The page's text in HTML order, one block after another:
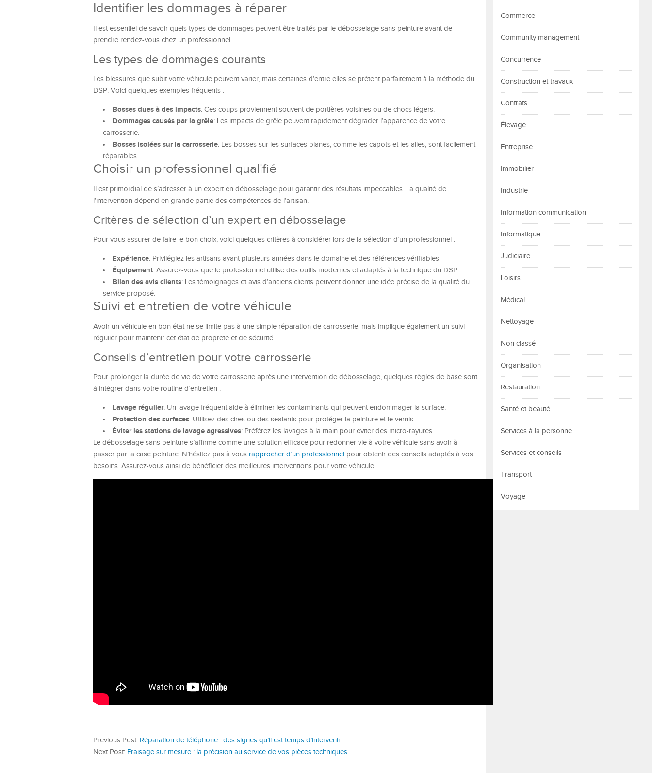
Identifier les dommages à réparer
Il est essentiel de savoir quels types de dommages peuvent être traités par le débosselage sans peinture avant de
prendre rendez-vous chez un professionnel.
Les types de dommages courants
Les blessures que subit votre véhicule peuvent varier, mais certaines d’entre elles se prêtent parfaitement à la méthode du
DSP. Voici quelques exemples fréquents :
Bosses dues à des impacts: Ces coups proviennent souvent de portières voisines ou de chocs légers.
Dommages causés par la grêle: Les impacts de grêle peuvent rapidement dégrader l’apparence de votre
carrosserie.
Bosses isolées sur la carrosserie: Les bosses sur les surfaces planes, comme les capots et les ailes, sont facilement
réparables.
Choisir un professionnel qualifié
Il est primordial de s’adresser à un expert en débosselage pour garantir des résultats impeccables. La qualité de
l’intervention dépend en grande partie des compétences de l’artisan.
Critères de sélection d’un expert en débosselage
Pour vous assurer de faire le bon choix, voici quelques critères à considérer lors de la sélection d’un professionnel :
Expérience: Privilégiez les artisans ayant plusieurs années dans le domaine et des références vérifiables.
Équipement: Assurez-vous que le professionnel utilise des outils modernes et adaptés à la technique du DSP.
Bilan des avis clients: Les témoignages et avis d’anciens clients peuvent donner une idée précise de la qualité du
service proposé.
Suivi et entretien de votre véhicule
Avoir un véhicule en bon état ne se limite pas à une simple réparation de carrosserie, mais implique également un suivi
régulier pour maintenir cet état de propreté et de sécurité.
Conseils d’entretien pour votre carrosserie
Pour prolonger la durée de vie de votre carrosserie après une intervention de débosselage, quelques règles de base sont
à intégrer dans votre routine d’entretien :
Lavage régulier: Un lavage fréquent aide à éliminer les contaminants qui peuvent endommager la surface.
Protection des surfaces: Utilisez des cires ou des sealants pour protéger la peinture et le vernis.
Éviter les stations de lavage agressives: Préférez les lavages à la main pour éviter des micro-rayures.
Le débosselage sans peinture s’affirme comme une solution efficace pour redonner vie à votre véhicule sans avoir à
passer par la case peinture. N’hésitez pas à vous rapprocher d’un professionnel pour obtenir des conseils adaptés à vos
besoins. Assurez-vous ainsi de bénéficier des meilleures interventions pour votre véhicule.
Previous Post: Réparation de téléphone : des signes qu’il est temps d’intervenir
Next Post: Fraisage sur mesure : la précision au service de vos pièces techniques
Commerce
Community management
Concurrence
Construction et travaux
Contrats
Élevage
Entreprise
Immobilier
Industrie
Information communication
Informatique
Judiciaire
Loisirs
Médical
Nettoyage
Non classé
Organisation
Restauration
Santé et beauté
Services à la personne
Services et conseils
Transport
Voyage